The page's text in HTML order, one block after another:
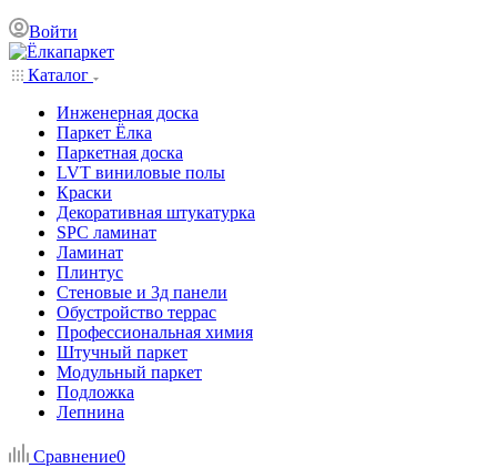
Войти
Каталог
Инженерная доска
Паркет Ёлка
Паркетная доска
LVT виниловые полы
Краски
Декоративная штукатурка
SPC ламинат
Ламинат
Плинтус
Стеновые и 3д панели
Обустройство террас
Профессиональная химия
Штучный паркет
Модульный паркет
Подложка
Лепнина
Сравнение0